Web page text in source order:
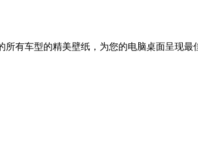
有车型的精美壁纸，为您的电脑桌面呈现